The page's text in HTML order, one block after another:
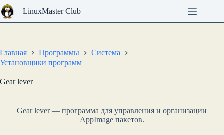
Перейти
к
сути
LinuxMaster Club
Главная Программы
Система
Установщики программ
Gear lever
Gear lever — программа для управления и организации
AppImage пакетов.